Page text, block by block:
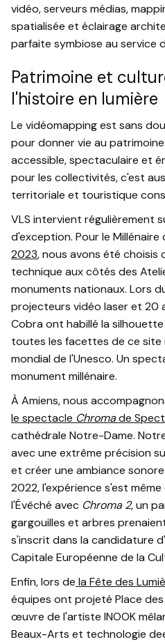
vidéo, serveurs médias,
spatialisée et éclairage
parfaite symbiose au service
Patrimoine et
l'histoire en lumière
Le vidéomapping est sans
pour donner vie au
accessible, spectaculaire et
pour les collectivités, c'est
territoriale et touristique
VLS intervient régulièrement
d'exception. Pour le Millénaire
2023, nous avons été choisis
technique aux côtés des
monuments nationaux. Lors
projecteurs vidéo laser et 20
Cobra ont habillé la
toutes les facettes de ce site
mondial de l'Unesco. Un
monument millénaire.
À Amiens, nous
le spectacle Chromade
cathédrale Notre-Dame.
avec une extrême précision
et créer une ambiance
2022, l'expérience s'est
l'Évêché avec Chroma 2, un
gargouilles et arbres
s'inscrit dans la candidature
Capitale Européenne de la
Enfin, lors de la Fête des
équipes ont projeté Place
œuvre de l'artiste INOOK
Beaux-Arts et technologie